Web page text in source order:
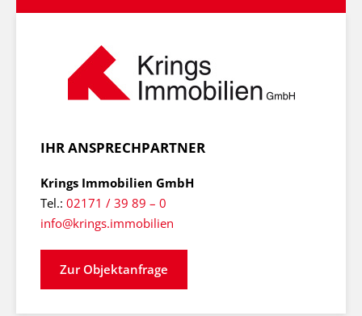
IHR ANSPRECHPARTNER
Krings Immobilien GmbH
Tel.: 02171 / 39 89 – 0
info@krings.immobilien
Zur Objektanfrage